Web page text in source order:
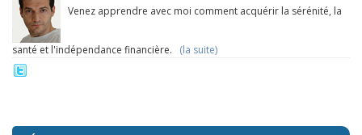
Venez apprendre avec moi comment acquérir la sérénité, la
santé et l'indépendance financière. (la suite)